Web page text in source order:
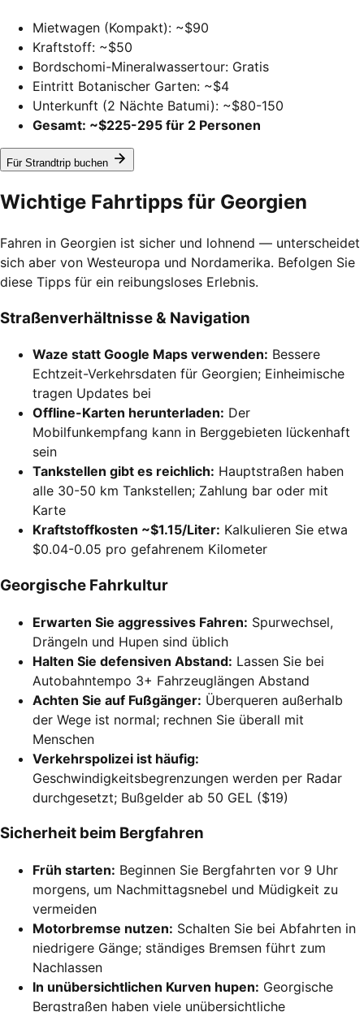
Mietwagen (Kompakt): ~$90
Kraftstoff: ~$50
Bordschomi-Mineralwassertour: Gratis
Eintritt Botanischer Garten: ~$4
Unterkunft (2 Nächte Batumi): ~$80-150
Gesamt: ~$225-295 für 2 Personen
Für Strandtrip buchen
Wichtige Fahrtipps für Georgien
Fahren in Georgien ist sicher und lohnend — unterscheidet
sich aber von Westeuropa und Nordamerika. Befolgen Sie
diese Tipps für ein reibungsloses Erlebnis.
Straßenverhältnisse & Navigation
Waze statt Google Maps verwenden: Bessere
Echtzeit-Verkehrsdaten für Georgien; Einheimische
tragen Updates bei
Offline-Karten herunterladen: Der
Mobilfunkempfang kann in Berggebieten lückenhaft
sein
Tankstellen gibt es reichlich: Hauptstraßen haben
alle 30-50 km Tankstellen; Zahlung bar oder mit
Karte
Kraftstoffkosten ~$1.15/Liter: Kalkulieren Sie etwa
$0.04-0.05 pro gefahrenem Kilometer
Georgische Fahrkultur
Erwarten Sie aggressives Fahren: Spurwechsel,
Drängeln und Hupen sind üblich
Halten Sie defensiven Abstand: Lassen Sie bei
Autobahntempo 3+ Fahrzeuglängen Abstand
Achten Sie auf Fußgänger: Überqueren außerhalb
der Wege ist normal; rechnen Sie überall mit
Menschen
Verkehrspolizei ist häufig:
Geschwindigkeitsbegrenzungen werden per Radar
durchgesetzt; Bußgelder ab 50 GEL ($19)
Sicherheit beim Bergfahren
Früh starten: Beginnen Sie Bergfahrten vor 9 Uhr
morgens, um Nachmittagsnebel und Müdigkeit zu
vermeiden
Motorbremse nutzen: Schalten Sie bei Abfahrten in
niedrigere Gänge; ständiges Bremsen führt zum
Nachlassen
In unübersichtlichen Kurven hupen: Georgische
Bergstraßen haben viele unübersichtliche